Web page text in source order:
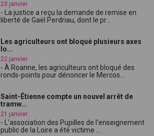
23 janvier
- La justice a reçu la demande de remise en
liberté de Gaël Perdriau, dont le pr...
Les agriculteurs ont bloqué plusieurs axes
lo...
22 janvier
- À Roanne, les agriculteurs ont bloqué des
ronds-points pour dénoncer le Mercos...
Saint-Étienne compte un nouvel arrêt de
tramw...
21 janvier
- L'association des Pupilles de l'enseignement
public de la Loire a été victime ...